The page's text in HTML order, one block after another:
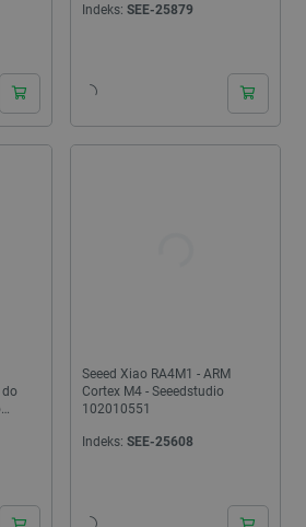
Indeks: SEE-25879
do
Seeed Xiao RA4M1 - ARM
Cortex M4 - Seeedstudio
102010551
Indeks: SEE-25608